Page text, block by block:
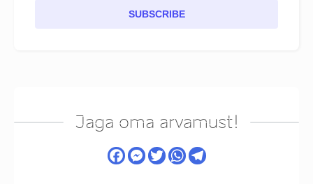
SUBSCRIBE
Jaga oma arvamust!